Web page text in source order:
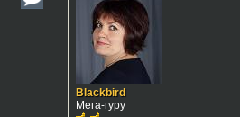
Blackbird
Мега-гуру